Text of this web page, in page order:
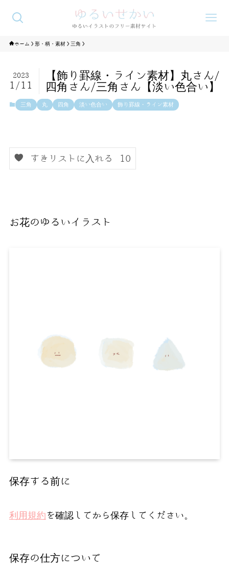
ホーム 形・柄・素材 三角
【飾り罫線・ライン素材】丸さん/
四角さん/三角さん【淡い色合い】
2023
1/11
三角 丸 四角 淡い色合い 飾り罫線・ライン素材
すきリストに入れる 10
お花のゆるいイラスト
保存する前に
利用規約 を確認してから保存してください。
保存の仕方について